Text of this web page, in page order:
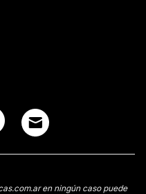
en ningún caso puede